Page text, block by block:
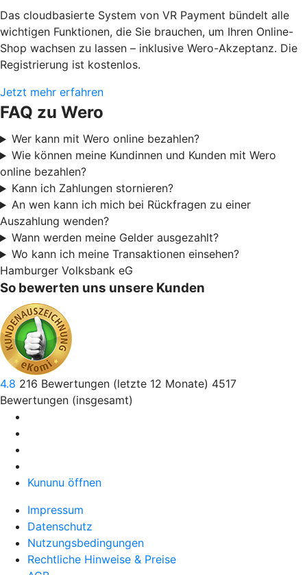
Das cloudbasierte System von VR Payment bündelt alle
wichtigen Funktionen, die Sie brauchen, um Ihren Online-
Shop wachsen zu lassen – inklusive Wero-Akzeptanz. Die
Registrierung ist kostenlos.
Jetzt mehr erfahren
FAQ zu Wero
Wer kann mit Wero online bezahlen?
Wie können meine Kundinnen und Kunden mit Wero
online bezahlen?
Kann ich Zahlungen stornieren?
An wen kann ich mich bei Rückfragen zu einer
Auszahlung wenden?
Wann werden meine Gelder ausgezahlt?
Wo kann ich meine Transaktionen einsehen?
Hamburger Volksbank eG
So bewerten uns unsere Kunden
4.8 216 Bewertungen (letzte 12 Monate) 4517
Bewertungen (insgesamt)
Kununu öffnen
Impressum
Datenschutz
Nutzungsbedingungen
Rechtliche Hinweise & Preise